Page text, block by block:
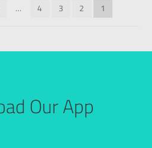
1
2
3
4
…
Our App